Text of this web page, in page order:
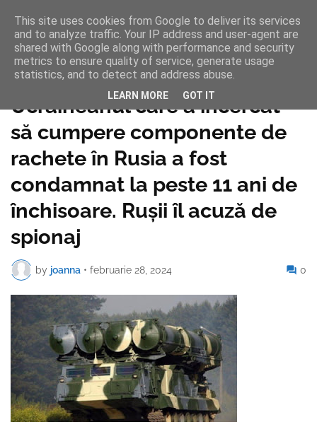
Pagina de pornire
Ucraineanul care a încercat
să cumpere componente de
rachete în Rusia a fost
condamnat la peste 11 ani de
închisoare. Rușii îl acuză de
spionaj
by joanna • februarie 28, 2024 0
This site uses cookies from Google to deliver its services
and to analyze traffic. Your IP address and user-agent are
shared with Google along with performance and security
metrics to ensure quality of service, generate usage
statistics, and to detect and address abuse.
LEARN MORE GOT IT